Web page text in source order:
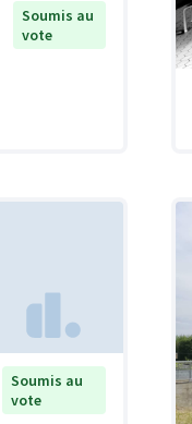
Soumis au
vote
Soumis au
vote